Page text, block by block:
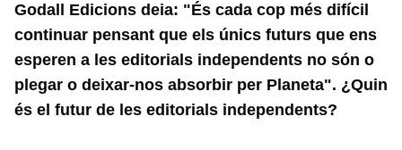
Godall Edicions deia: "És cada cop més difícil
continuar pensant que els únics futurs que ens
esperen a les editorials independents no són o
plegar o deixar-nos absorbir per Planeta". ¿Quin
és el futur de les editorials independents?